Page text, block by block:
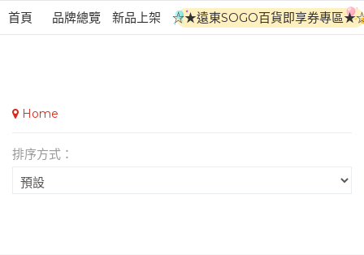
首頁 品牌總覽 新品上架 ☆★遠東SOGO百貨即享券專區
Home
排序方式：